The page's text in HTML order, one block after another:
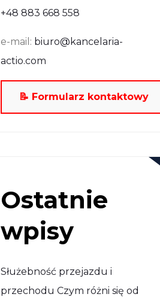
+48 883 668 558
e-mail: biuro@kancelaria-
actio.com
📝 Formularz kontaktowy
Ostatnie
wpisy
Służebność przejazdu i
przechodu Czym różni się od